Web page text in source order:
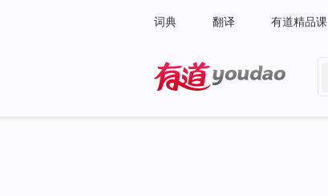
词典 翻译 有道精品课